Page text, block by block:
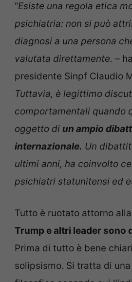
“Esiste una regola etica
psichiatria: non si può
diagnosi a una persona
valutata direttamente. –
presidente Sinpf Claudio
Tuttavia, è legittimo
comportamentali quando
oggetto di un ampio
internazionale. Un
ultimi anni, ha coinvolto
psichiatri statunitensi ed
Tutto è ruotato attorno
Trump e altri leader sono
Prima di tutto è bene
solipsismo. Si tratta di